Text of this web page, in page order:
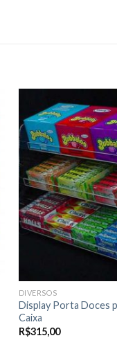
DIVERSOS
Display Porta Doces
Caixa
R$315,00